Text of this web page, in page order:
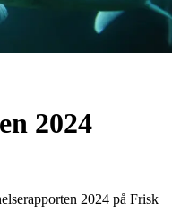
2024
2024 på Frisk